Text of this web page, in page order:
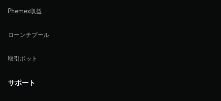
Phemex収益
ローンチプール
取引ボット
サポート